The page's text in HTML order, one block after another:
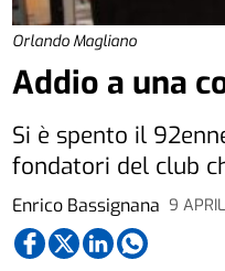
Orlando Magliano
Enrico Bassignana 9
Addio a una
Si è spento il
fondatori del club